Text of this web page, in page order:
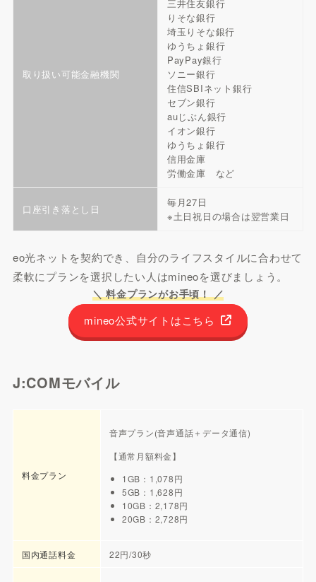
取り扱い可能金融機関
三井住友銀行
りそな銀行
埼玉りそな銀行
ゆうちょ銀行
PayPay銀行
ソニー銀行
住信SBIネット銀行
セブン銀行
auじぶん銀行
イオン銀行
ゆうちょ銀行
信用金庫
労働金庫 など
口座引き落とし日
毎月27日
※土日祝日の場合は翌営業日
eo光ネットを契約でき、自分のライフスタイルに合わせて
柔軟にプランを選択したい人はmineoを選びましょう。
＼ 料金プランがお手頃！ ／
mineo公式サイトはこちら
J:COMモバイル
料金プラン
音声プラン(音声通話＋データ通信)
【通常月額料金】
1GB：1,078円
5GB：1,628円
10GB：2,178円
20GB：2,728円
国内通話料金 22円/30秒